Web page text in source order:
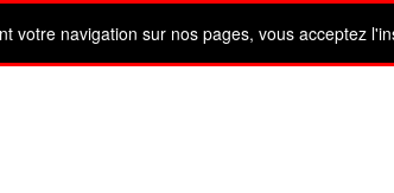
votre navigation sur nos pages, vous acceptez